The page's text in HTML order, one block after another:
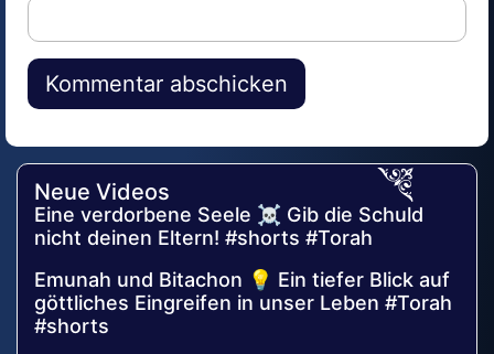
Alternative:
Neue Videos
Eine verdorbene Seele ☠️ Gib die Schuld
nicht deinen Eltern! #shorts #Torah
Emunah und Bitachon 💡 Ein tiefer Blick auf
göttliches Eingreifen in unser Leben #Torah
#shorts